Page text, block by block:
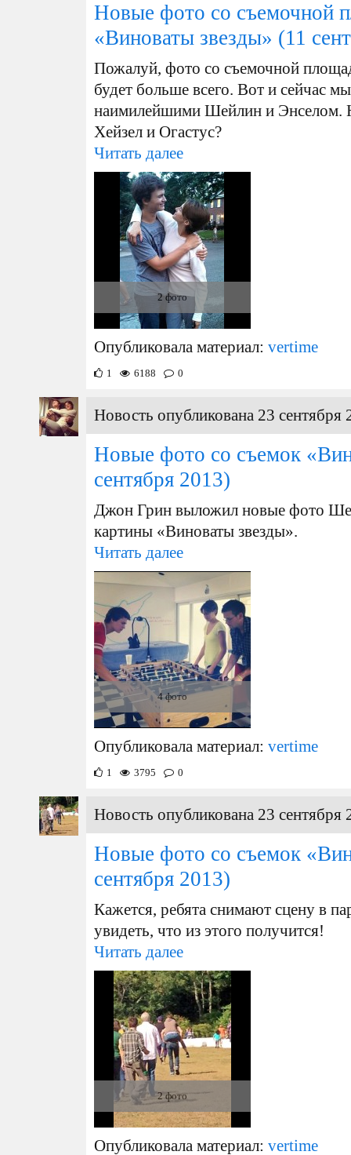
Новые фото со съемочной
«Виноваты звезды» (11
Пожалуй, фото со съемочной
будет больше всего. Вот и сейчас
наимилейшими Шейлин и Энселом.
Хейзел и Огастус?
Читать далее
2 фото
Опубликовала материал: vertime
1 6188 0
Новость опубликована 23 сентября
Новые фото со съемок
сентября 2013)
Джон Грин выложил новые фото
картины «Виноваты звезды».
Читать далее
4 фото
Опубликовала материал: vertime
1 3795 0
Новость опубликована 23 сентября
Новые фото со съемок
сентября 2013)
Кажется, ребята снимают сцену в
увидеть, что из этого получится!
Читать далее
2 фото
Опубликовала материал: vertime